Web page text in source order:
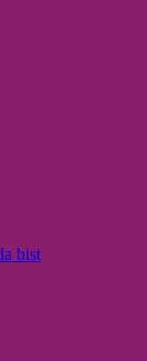
bist